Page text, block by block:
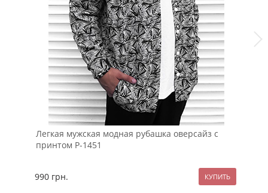
Легкая мужская модная рубашка оверсайз с
принтом Р-1451
990 грн.